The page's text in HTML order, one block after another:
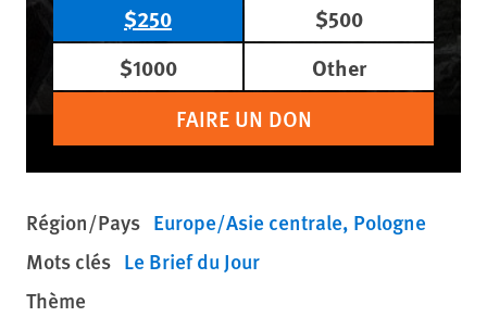
$250
$500
$1000
Other
FAIRE UN DON
Région/Pays Europe/Asie centrale Pologne
Mots clés Le Brief du Jour
Thème